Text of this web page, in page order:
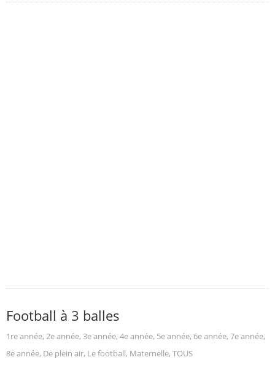
Football à 3 balles
1re année, 2e année, 3e année, 4e année, 5e année, 6e année, 7e année,
8e année, De plein air, Le football, Maternelle, TOUS